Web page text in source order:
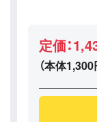
──ホテル
おわりに
定価：
（本体